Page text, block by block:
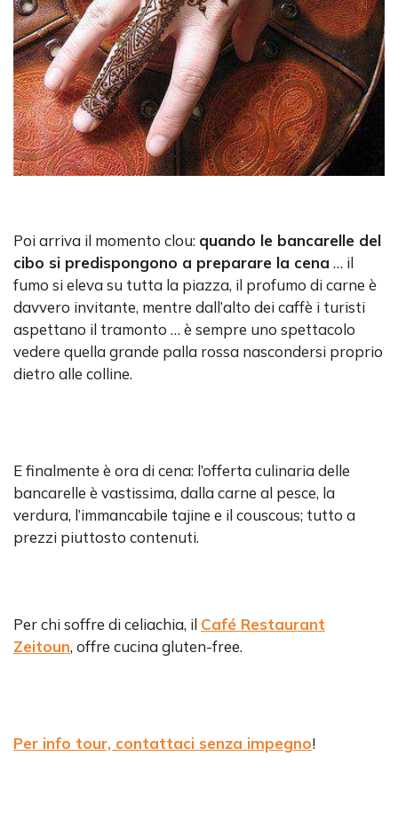
Poi arriva il momento clou: quando le bancarelle del
cibo si predispongono a preparare la cena … il
fumo si eleva su tutta la piazza, il profumo di carne è
davvero invitante, mentre dall’alto dei caffè i turisti
aspettano il tramonto … è sempre uno spettacolo
vedere quella grande palla rossa nascondersi proprio
dietro alle colline.
E finalmente è ora di cena: l’offerta culinaria delle
bancarelle è vastissima, dalla carne al pesce, la
verdura, l’immancabile tajine e il couscous; tutto a
prezzi piuttosto contenuti.
Per chi soffre di celiachia, il Café Restaurant
Zeitoun, offre cucina gluten-free.
Per info tour, contattaci senza impegno!